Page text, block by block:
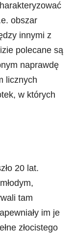
obszar
innymi z
polecane są
naprawdę
licznych
w których
20 lat.
tam
im je
złocistego